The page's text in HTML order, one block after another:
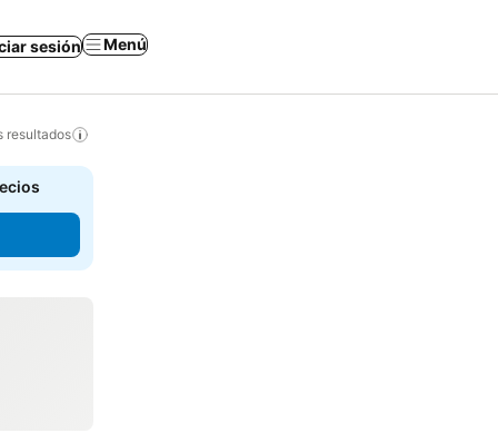
sesión Menú
resultados